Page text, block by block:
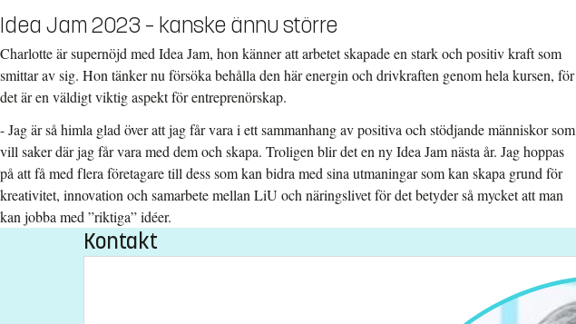
Idea Jam 2023 – kanske ännu större
Charlotte är supernöjd med Idea Jam, hon känner att arbetet skapade en stark och positiv kraft som
smittar av sig. Hon tänker nu försöka behålla den här energin och drivkraften genom hela kursen, för
det är en väldigt viktig aspekt för entreprenörskap.
- Jag är så himla glad över att jag får vara i ett sammanhang av positiva och stödjande människor som
vill saker där jag får vara med dem och skapa. Troligen blir det en ny Idea Jam nästa år. Jag hoppas
på att få med flera företagare till dess som kan bidra med sina utmaningar som kan skapa grund för
kreativitet, innovation och samarbete mellan LiU och näringslivet för det betyder så mycket att man
kan jobba med ”riktiga” idéer.
Kontakt